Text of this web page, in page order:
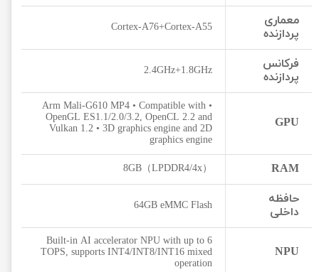
معماری
پردازنده
Cortex-A76+Cortex-A55
فرکانس
پردازنده
2.4GHz+1.8GHz
GPU
• Arm Mali-G610 MP4 • Compatible with
OpenGL ES1.1/2.0/3.2, OpenCL 2.2 and
Vulkan 1.2 • 3D graphics engine and 2D
graphics engine
RAM
8GB（LPDDR4/4x）
حافظه
داخلی
64GB eMMC Flash
NPU
Built-in AI accelerator NPU with up to 6
TOPS, supports INT4/INT8/INT16 mixed
operation